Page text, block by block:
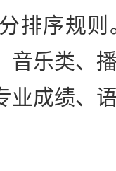
序规则
音乐类、
业成绩、